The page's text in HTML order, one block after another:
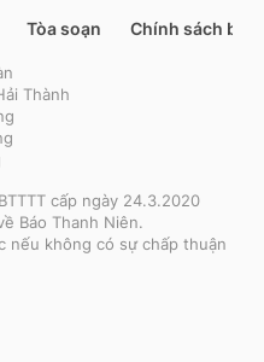
Tòa soạn Chính sách bảo
Thành
cấp ngày 24.3.2020
Báo Thanh Niên.
nếu không có sự chấp thuận